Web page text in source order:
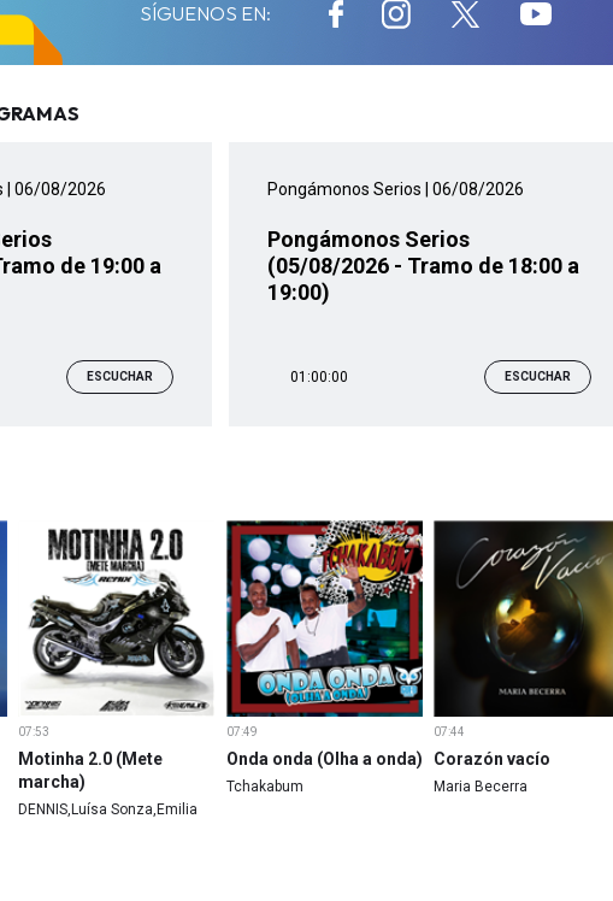
SÍGUENOS EN:
| 06/08/2026
de 19:00 a
ESCUCHAR
Pongámonos Serios | 06/08/2026
Pongámonos Serios
(05/08/2026 - Tramo de 18:00 a
19:00)
01:00:00 ESCUCHAR
07:53
Motinha 2.0 (Mete
marcha)
DENNIS,Luísa Sonza,Emilia
07:49
Onda onda (Olha a onda)
Tchakabum
07:44
Corazón vacío
Maria Becerra